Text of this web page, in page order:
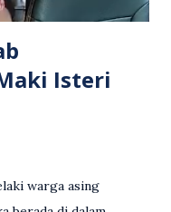
Isteri
warga asing